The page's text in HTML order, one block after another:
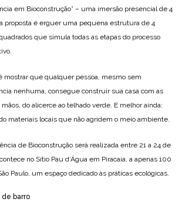
em Bioconstrução” – uma imersão presencial de 4
proposta é erguer uma pequena estrutura de 4
que simula todas as etapas do processo
mostrar que qualquer pessoa, mesmo sem
nenhuma, consegue construir sua casa com as
mãos, do alicerce ao telhado verde. E melhor ainda:
materiais locais que não agridem o meio ambiente.
de Bioconstrução será realizada entre 21 a 24 de
no Sítio Pau d’Água em Piracaia, a apenas 100
Paulo, um espaço dedicado às práticas ecológicas.